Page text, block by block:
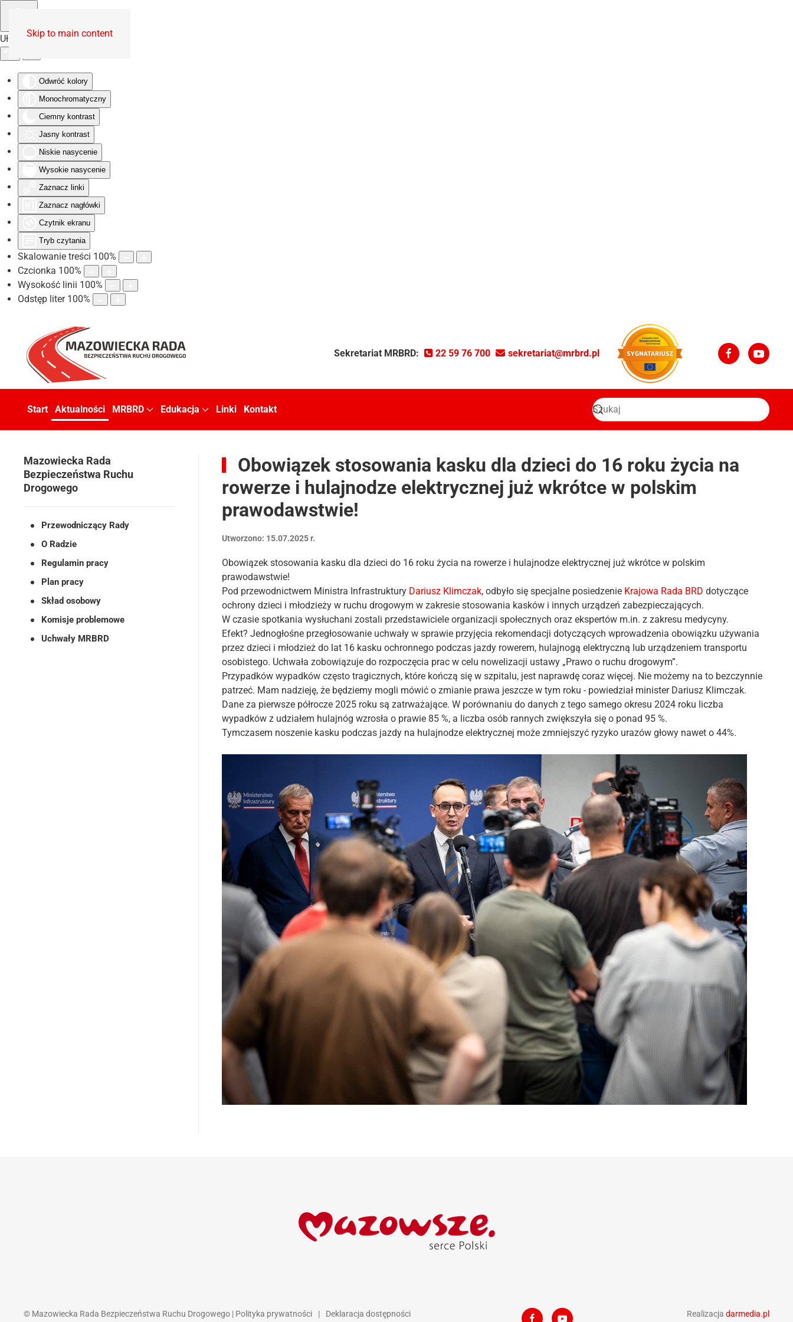
Ułatwienia dostępu
Odwróć kolory
Monochromatyczny
Ciemny kontrast
Jasny kontrast
Niskie nasycenie
Wysokie nasycenie
Zaznacz linki
Zaznacz nagłówki
Czytnik ekranu
Tryb czytania
Skalowanie treści 100%
Czcionka 100%
Wysokość linii 100%
Odstęp liter 100%
Skip to main content
Sekretariat MRBRD: 22 59 76 700 sekretariat@mrbrd.pl
Start Aktualności MRBRD Edukacja Linki Kontakt
Mazowiecka Rada
Bezpieczeństwa Ruchu
Drogowego
Przewodniczący Rady
O Radzie
Regulamin pracy
Plan pracy
Skład osobowy
Komisje problemowe
Uchwały MRBRD
Obowiązek stosowania kasku dla dzieci do 16 roku życia na
rowerze i hulajnodze elektrycznej już wkrótce w polskim
prawodawstwie!
Utworzono: 15.07.2025r.
Obowiązek stosowania kasku dla dzieci do 16 roku życia na rowerze i hulajnodze elektrycznej już wkrótce w polskim
prawodawstwie!
Pod przewodnictwem Ministra Infrastruktury Dariusz Klimczak, odbyło się specjalne posiedzenie Krajowa Rada BRD dotyczące
ochrony dzieci i młodzieży w ruchu drogowym w zakresie stosowania kasków i innych urządzeń zabezpieczających.
W czasie spotkania wysłuchani zostali przedstawiciele organizacji społecznych oraz ekspertów m.in. z zakresu medycyny.
Efekt? Jednogłośne przegłosowanie uchwały w sprawie przyjęcia rekomendacji dotyczących wprowadzenia obowiązku używania
przez dzieci i młodzież do lat 16 kasku ochronnego podczas jazdy rowerem, hulajnogą elektryczną lub urządzeniem transportu
osobistego. Uchwała zobowiązuje do rozpoczęcia prac w celu nowelizacji ustawy „Prawo o ruchu drogowym”.
Przypadków wypadków często tragicznych, które kończą się w szpitalu, jest naprawdę coraz więcej. Nie możemy na to bezczynnie
patrzeć. Mam nadzieję, że będziemy mogli mówić o zmianie prawa jeszcze w tym roku - powiedział minister Dariusz Klimczak.
Dane za pierwsze półrocze 2025 roku są zatrważające. W porównaniu do danych z tego samego okresu 2024 roku liczba
wypadków z udziałem hulajnóg wzrosła o prawie 85 %, a liczba osób rannych zwiększyła się o ponad 95 %.
Tymczasem noszenie kasku podczas jazdy na hulajnodze elektrycznej może zmniejszyć ryzyko urazów głowy nawet o 44%.
© Mazowiecka Rada Bezpieczeństwa Ruchu Drogowego | Polityka prywatności | Deklaracja dostępności Realizacja darmedia.pl